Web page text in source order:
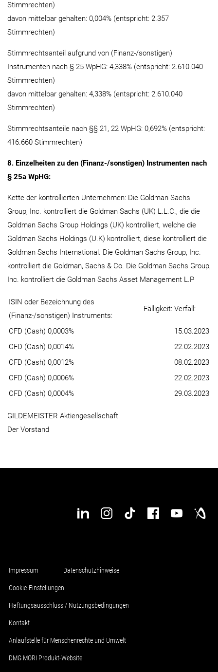
Stimmrechten)
davon mittelbar gehalten: 0,004% (entspricht: 2.357
Stimmrechten)
Stimmrechtsanteil aufgrund von (Finanz-/sonstigen)
Instrumenten nach § 25 WpHG: 4,338% (entspricht: 2.610.040
Stimmrechten)
davon mittelbar gehalten: 4,338% (entspricht: 2.610.040
Stimmrechten)
Stimmrechtsanteile nach §§ 21, 22 WpHG: 0,692% (entspricht:
416.660 Stimmrechten)
8. Einzelheiten zu den (Finanz-/sonstigen) Instrumenten nach
§ 25a WpHG:
Kette der kontrollierten Unternehmen: Die Goldman Sachs
Group, Inc. kontrolliert die Goldman Sachs (UK) L.L.C., die die
Goldman Sachs Group Holdings (UK) kontrolliert, welche die
Goldman Sachs Holdings (U.K) kontrolliert, diese kontrolliert die
Goldman Sachs International. Die Goldman Sachs Group, Inc.
kontrolliert die Goldman, Sachs & Co. Die Goldman Sachs Group,
Inc. kontrolliert die Goldman Sachs Asset Management L.P
ISIN oder Bezeichnung des
(Finanz-/sonstigen) Instruments:
Fälligkeit: Verfall:
CFD (Cash) 0,0003%
15.03.2023
CFD (Cash) 0,0014%
22.02.2023
CFD (Cash) 0,0012%
08.02.2023
CFD (Cash) 0,0006%
22.02.2023
CFD (Cash) 0,0004%
29.03.2023
GILDEMEISTER Aktiengesellschaft
Der Vorstand
Impressum Datenschutzhinweise
Cookie-Einstellungen
Haftungsausschluss / Nutzungsbedingungen
Kontakt
Anlaufstelle für Menschenrechte und Umwelt
DMG MORI Produkt-Website